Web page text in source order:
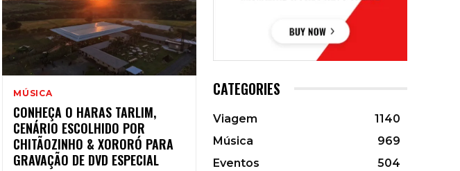
MÚSICA
CONHEÇA O HARAS TARLIM,
CENÁRIO ESCOLHIDO POR
CHITÃOZINHO & XORORÓ PARA
GRAVAÇÃO DE DVD ESPECIAL
CATEGORIES
Viagem
1140
Música
969
Eventos
504